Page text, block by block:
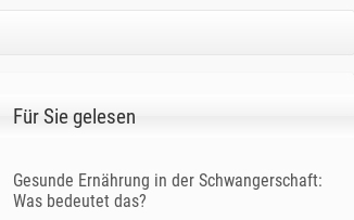
Für Sie gelesen
Gesunde Ernährung in der Schwangerschaft:
Was bedeutet das?